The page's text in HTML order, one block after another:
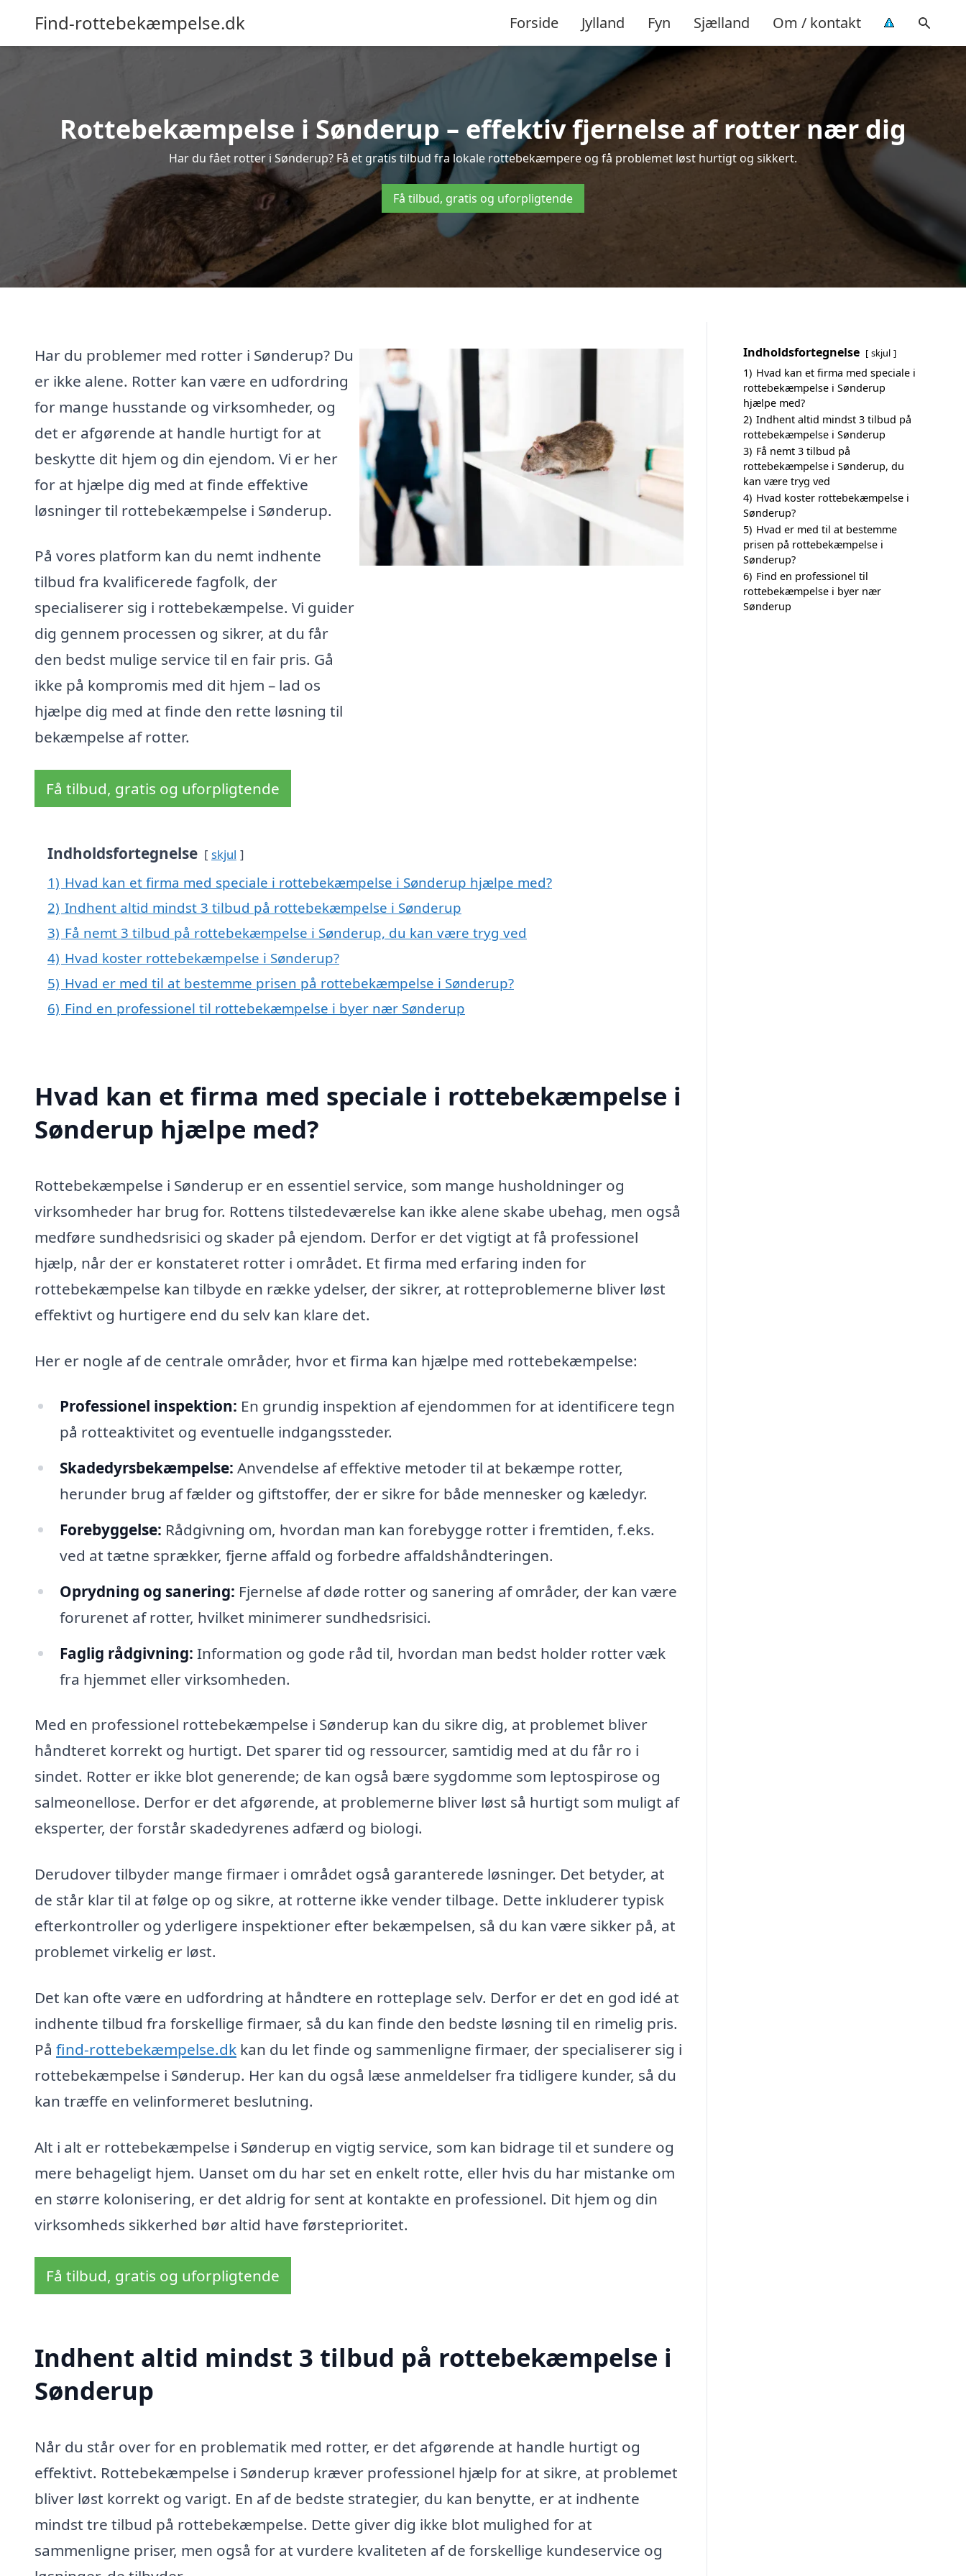
Find-rottebekæmpelse.dk Forside Jylland Fyn Sjælland Om / kontakt
Rottebekæmpelse i Sønderup – effektiv fjernelse af rotter nær dig
Har du fået rotter i Sønderup? Få et gratis tilbud fra lokale rottebekæmpere og få problemet løst hurtigt og sikkert.
Få tilbud, gratis og uforpligtende
Har du problemer med rotter i Sønderup? Du
er ikke alene. Rotter kan være en udfordring
for mange husstande og virksomheder, og
det er afgørende at handle hurtigt for at
beskytte dit hjem og din ejendom. Vi er her
for at hjælpe dig med at finde effektive
løsninger til rottebekæmpelse i Sønderup.
På vores platform kan du nemt indhente
tilbud fra kvalificerede fagfolk, der
specialiserer sig i rottebekæmpelse. Vi guider
dig gennem processen og sikrer, at du får
den bedst mulige service til en fair pris. Gå
ikke på kompromis med dit hjem – lad os
hjælpe dig med at finde den rette løsning til
bekæmpelse af rotter.
Få tilbud, gratis og uforpligtende
Indholdsfortegnelse skjul
1) Hvad kan et firma med speciale i rottebekæmpelse i Sønderup hjælpe med?
2) Indhent altid mindst 3 tilbud på rottebekæmpelse i Sønderup
3) Få nemt 3 tilbud på rottebekæmpelse i Sønderup, du kan være tryg ved
4) Hvad koster rottebekæmpelse i Sønderup?
5) Hvad er med til at bestemme prisen på rottebekæmpelse i Sønderup?
6) Find en professionel til rottebekæmpelse i byer nær Sønderup
Hvad kan et firma med speciale i rottebekæmpelse i
Sønderup hjælpe med?
Rottebekæmpelse i Sønderup er en essentiel service, som mange husholdninger og
virksomheder har brug for. Rottens tilstedeværelse kan ikke alene skabe ubehag, men også
medføre sundhedsrisici og skader på ejendom. Derfor er det vigtigt at få professionel
hjælp, når der er konstateret rotter i området. Et firma med erfaring inden for
rottebekæmpelse kan tilbyde en række ydelser, der sikrer, at rotteproblemerne bliver løst
effektivt og hurtigere end du selv kan klare det.
Her er nogle af de centrale områder, hvor et firma kan hjælpe med rottebekæmpelse:
Professionel inspektion: En grundig inspektion af ejendommen for at identificere tegn
på rotteaktivitet og eventuelle indgangssteder.
Skadedyrsbekæmpelse: Anvendelse af effektive metoder til at bekæmpe rotter,
herunder brug af fælder og giftstoffer, der er sikre for både mennesker og kæledyr.
Forebyggelse: Rådgivning om, hvordan man kan forebygge rotter i fremtiden, f.eks.
ved at tætne sprækker, fjerne affald og forbedre affaldshåndteringen.
Oprydning og sanering: Fjernelse af døde rotter og sanering af områder, der kan være
forurenet af rotter, hvilket minimerer sundhedsrisici.
Faglig rådgivning: Information og gode råd til, hvordan man bedst holder rotter væk
fra hjemmet eller virksomheden.
Med en professionel rottebekæmpelse i Sønderup kan du sikre dig, at problemet bliver
håndteret korrekt og hurtigt. Det sparer tid og ressourcer, samtidig med at du får ro i
sindet. Rotter er ikke blot generende; de kan også bære sygdomme som leptospirose og
salmeonellose. Derfor er det afgørende, at problemerne bliver løst så hurtigt som muligt af
eksperter, der forstår skadedyrenes adfærd og biologi.
Derudover tilbyder mange firmaer i området også garanterede løsninger. Det betyder, at
de står klar til at følge op og sikre, at rotterne ikke vender tilbage. Dette inkluderer typisk
efterkontroller og yderligere inspektioner efter bekæmpelsen, så du kan være sikker på, at
problemet virkelig er løst.
Det kan ofte være en udfordring at håndtere en rotteplage selv. Derfor er det en god idé at
indhente tilbud fra forskellige firmaer, så du kan finde den bedste løsning til en rimelig pris.
På find-rottebekæmpelse.dk kan du let finde og sammenligne firmaer, der specialiserer sig i
rottebekæmpelse i Sønderup. Her kan du også læse anmeldelser fra tidligere kunder, så du
kan træffe en velinformeret beslutning.
Alt i alt er rottebekæmpelse i Sønderup en vigtig service, som kan bidrage til et sundere og
mere behageligt hjem. Uanset om du har set en enkelt rotte, eller hvis du har mistanke om
en større kolonisering, er det aldrig for sent at kontakte en professionel. Dit hjem og din
virksomheds sikkerhed bør altid have førsteprioritet.
Få tilbud, gratis og uforpligtende
Indhent altid mindst 3 tilbud på rottebekæmpelse i
Sønderup
Når du står over for en problematik med rotter, er det afgørende at handle hurtigt og
effektivt. Rottebekæmpelse i Sønderup kræver professionel hjælp for at sikre, at problemet
bliver løst korrekt og varigt. En af de bedste strategier, du kan benytte, er at indhente
mindst tre tilbud på rottebekæmpelse. Dette giver dig ikke blot mulighed for at
sammenligne priser, men også for at vurdere kvaliteten af de forskellige kundeservice og
Indholdsfortegnelse skjul
1) Hvad kan et firma med speciale i
rottebekæmpelse i Sønderup
hjælpe med?
2) Indhent altid mindst 3 tilbud på
rottebekæmpelse i Sønderup
3) Få nemt 3 tilbud på
rottebekæmpelse i Sønderup, du
kan være tryg ved
4) Hvad koster rottebekæmpelse i
Sønderup?
5) Hvad er med til at bestemme
prisen på rottebekæmpelse i
Sønderup?
6) Find en professionel til
rottebekæmpelse i byer nær
Sønderup